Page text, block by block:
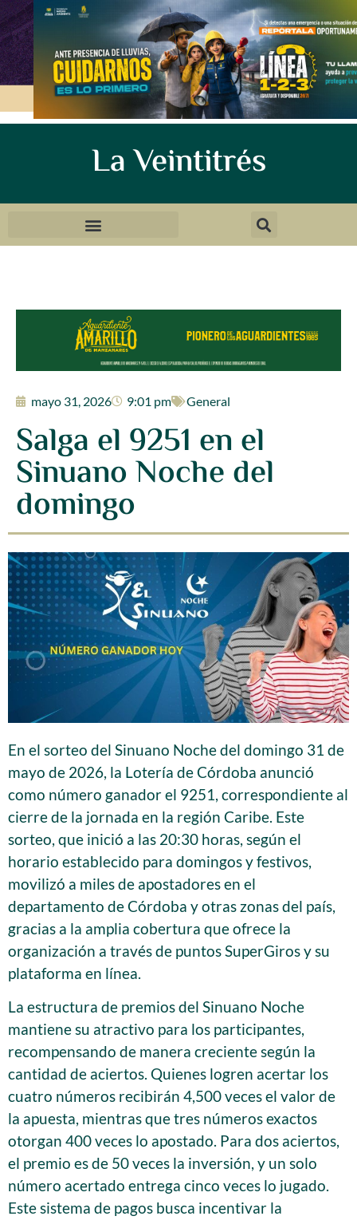
La Veintitrés
mayo 31, 2026 9:01 pm General
Salga el 9251 en el
Sinuano Noche del
domingo
En el sorteo del Sinuano Noche del domingo 31 de
mayo de 2026, la Lotería de Córdoba anunció
como número ganador el 9251, correspondiente al
cierre de la jornada en la región Caribe. Este
sorteo, que inició a las 20:30 horas, según el
horario establecido para domingos y festivos,
movilizó a miles de apostadores en el
departamento de Córdoba y otras zonas del país,
gracias a la amplia cobertura que ofrece la
organización a través de puntos SuperGiros y su
plataforma en línea.
La estructura de premios del Sinuano Noche
mantiene su atractivo para los participantes,
recompensando de manera creciente según la
cantidad de aciertos. Quienes logren acertar los
cuatro números recibirán 4,500 veces el valor de
la apuesta, mientras que tres números exactos
otorgan 400 veces lo apostado. Para dos aciertos,
el premio es de 50 veces la inversión, y un solo
número acertado entrega cinco veces lo jugado.
Este sistema de pagos busca incentivar la